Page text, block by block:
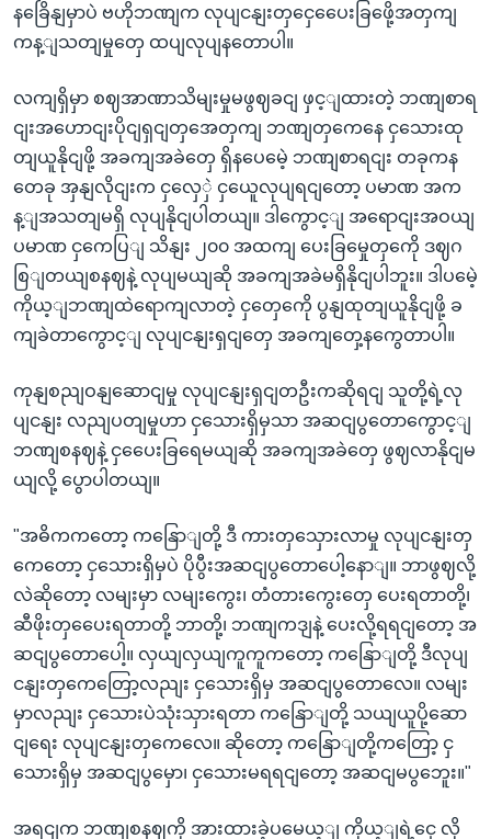
နခြေိနျမှာပဲ ဗဟိုဘဏျက လုပျငနျးတှငှေပေေးခြဖေို့အတှကျ
ကန့ျသတျမှုတှေ ထပျလုပျနတောပါ။
လကျရှိမှာ စဈအာဏာသိမျးမှုမဖွဈခငျ ဖှင့ျထားတဲ့ ဘဏျစာရ
ငျးအဟောငျးပိုငျရှငျတှအေတှကျ ဘဏျတှကေနေ ငှသေားထု
တျယူနိုငျဖို့ အခကျအခဲတှေ ရှိနပေမေဲ့ ဘဏျစာရငျး တခုကန
တေခု အှနျလိုငျးက ငှလှေှဲ ငှယေူလုပျရငျတော့ ပမာဏ အက
န့ျအသတျမရှိ လုပျနိုငျပါတယျ။ ဒါကွောင့ျ အရောငျးအဝယျ
ပမာဏ ငှကေပြျ သိနျး ၂၀၀ အထကျ ပေးခြမှေုတှကေို ဒဈဂ
စြျတယျစနဈနဲ့ လုပျမယျဆို အခကျအခဲမရှိနိုငျပါဘူး။ ဒါပမေဲ့
ကိုယ့ျဘဏျထဲရောကျလာတဲ့ ငှတှေကေို ပွနျထုတျယူနိုငျဖို့ ခ
ကျခဲတာကွောင့ျ လုပျငနျးရှငျတှေ အခကျတှေ့နကွေတာပါ။
ကုနျစညျဝနျဆောငျမှု လုပျငနျးရှငျတဦးကဆိုရငျ သူတို့ရဲ့လု
ပျငနျး လညျပတျမှုဟာ ငှသေားရှိမှသာ အဆငျပွတောကွောင့ျ
ဘဏျစနဈနဲ့ ငှပေေးခြရေမယျဆို အခကျအခဲတှေ ဖွဈလာနိုငျမ
ယျလို့ ပွောပါတယျ။
"အဓိကကတော့ ကနြောျတို့ ဒီ ကားတှသှေားလာမှု လုပျငနျးတှ
ကေတော့ ငှသေားရှိမှပဲ ပိုပွီးအဆငျပွတောပေါ့နောျ။ ဘာဖွဈလို့
လဲဆိုတော့ လမျးမှာ လမျးကွေး၊ တံတားကွေးတှေ ပေးရတာတို့၊
ဆီဖိုးတှပေေးရတာတို့ ဘာတို့၊ ဘဏျကဒျနဲ့ ပေးလို့ရရငျတော့ အ
ဆငျပွတောပေါ့။ လှယျလှယျကူကူကတော့ ကနြောျတို့ ဒီလုပျ
ငနျးတှကေတြော့လညျး ငှသေားရှိမှ အဆငျပွတောလေ။ လမျး
မှာလညျး ငှသေားပဲသုံးသှားရတာ ကနြောျတို့ သယျယူပို့ဆော
ငျရေး လုပျငနျးတှကေလေ။ ဆိုတော့ ကနြောျတို့ကတြော့ ငှ
သေားရှိမှ အဆငျပွမှော၊ ငှသေားမရရငျတော့ အဆငျမပွဘေူး။"
အရငျက ဘဏျစနဈကို အားထားခဲ့ပမေယ့ျ ကိုယ့ျရဲ့ငှေ လို